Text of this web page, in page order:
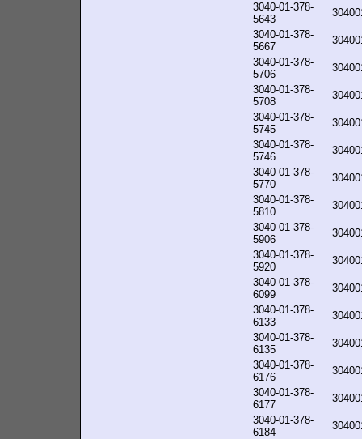
3040-01-378-
5643
3040-01-378-
5667
3040-01-378-
5706
3040-01-378-
5708
3040-01-378-
5745
3040-01-378-
5746
3040-01-378-
5770
3040-01-378-
5810
3040-01-378-
5906
3040-01-378-
5920
3040-01-378-
6099
3040-01-378-
6133
3040-01-378-
6135
3040-01-378-
6176
3040-01-378-
6177
3040-01-378-
6184